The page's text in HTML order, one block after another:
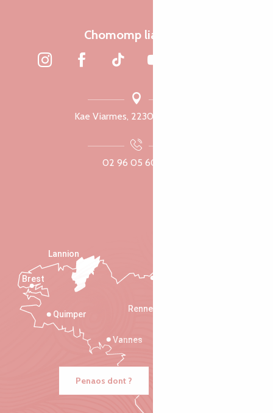
Chomomp liammet
Kae Viarmes, 22300 Lannuon
02 96 05 60 70
Rennes
Vannes
Quimper
Lannion
Brest
Penaos dont ?